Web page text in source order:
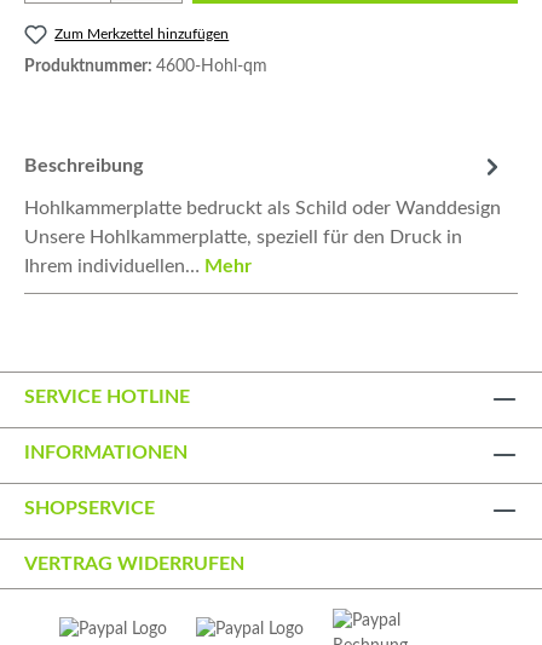
Zum Merkzettel hinzufügen
Produktnummer: 4600-Hohl-qm
Beschreibung
Hohlkammerplatte bedruckt als Schild oder Wanddesign
Unsere Hohlkammerplatte, speziell für den Druck in
Ihrem individuellen… Mehr
SERVICE HOTLINE
INFORMATIONEN
SHOPSERVICE
VERTRAG WIDERRUFEN